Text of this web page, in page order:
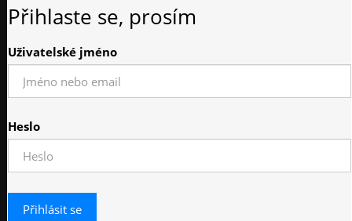
Přihlaste se, prosím
Uživatelské jméno
Heslo